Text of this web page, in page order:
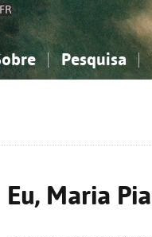
FR
Pesquisa
Eu, Maria Pia